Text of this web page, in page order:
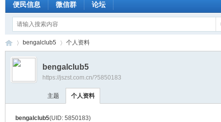
便民信息 微信群 论坛
›
bengalclub5 个人资料
bengalclub5
https://jszst.com.cn/?5850183
主题 个人资料
bengalclub5(UID: 5850183)